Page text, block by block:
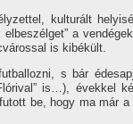
kulturált
a
is ki­békült.
s bár
is…), évekkel
be, hogy ma már